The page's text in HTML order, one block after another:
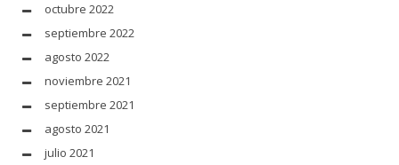
octubre 2022
septiembre 2022
agosto 2022
noviembre 2021
septiembre 2021
agosto 2021
julio 2021